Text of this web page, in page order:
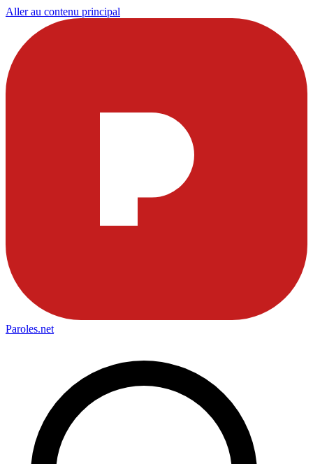
Aller au contenu principal
Paroles.net